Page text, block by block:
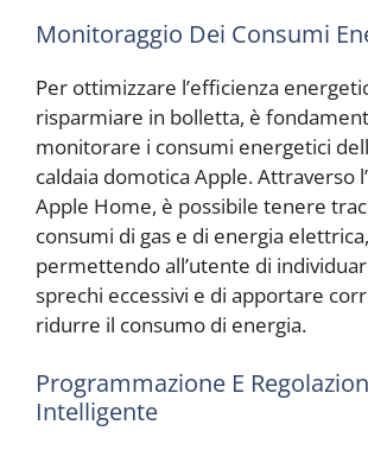
Monitoraggio Dei Consumi
Per ottimizzare l’efficienza
risparmiare in bolletta, è
monitorare i consumi energetici
caldaia domotica Apple. Attraverso
Apple Home, è possibile tenere
consumi di gas e di energia elettrica,
permettendo all’utente di
sprechi eccessivi e di apportare
ridurre il consumo di energia.
Programmazione E
Intelligente